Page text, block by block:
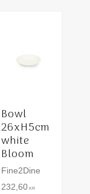
Bowl
26xH5cm
white
Bloom
Fine2Dine
232,60 KR